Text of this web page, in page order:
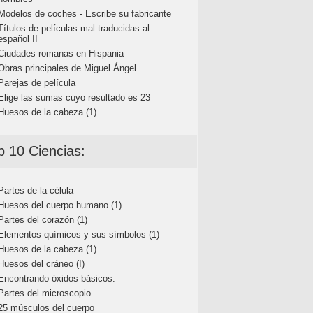
de coches - Escribe su fabricante
de películas mal traducidas al
II
romanas en Hispania
principales de Miguel Ángel
de película
las sumas cuyo resultado es 23
de la cabeza (1)
10 Ciencias:
de la célula
del cuerpo humano (1)
del corazón (1)
químicos y sus símbolos (1)
de la cabeza (1)
del cráneo (I)
óxidos básicos.
del microscopio
músculos del cuerpo